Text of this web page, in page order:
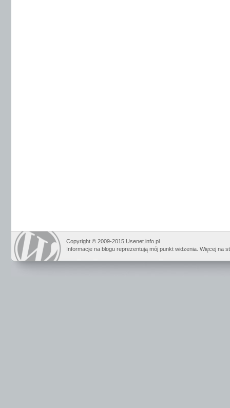
Copyright © 2009-2015 Usenet.info.pl
Informacje na blogu reprezentują mój punkt widzenia. Więcej na